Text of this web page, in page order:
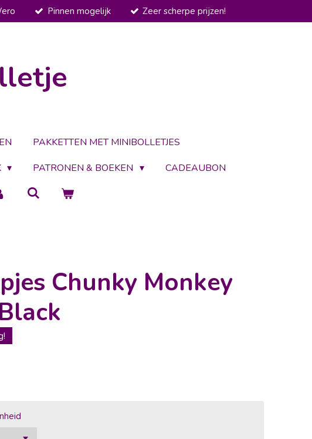
Pinnen mogelijk Zeer scherpe prijzen!
PAKKETTEN MET MINIBOLLETJES
PATRONEN & BOEKEN
CADEAUBON
Chunky Monkey